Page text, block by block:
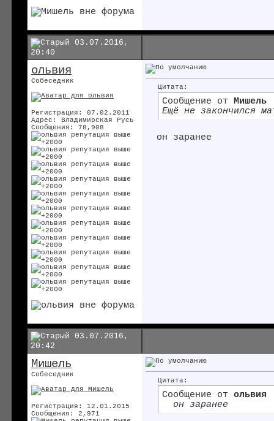
03.07.2016,
20:40
ольвия
Собеседник
Регистрация: 07.02.2011
Адрес: Владимирская Русь
Сообщения: 78,908
Цитата:
Сообщение от
Мишель
Ещё не закончился
он заранее
03.07.2016,
20:42
Мишель
Собеседник
Регистрация: 12.01.2015
Сообщения: 2,971
Цитата:
Сообщение от ольвия
он заранее